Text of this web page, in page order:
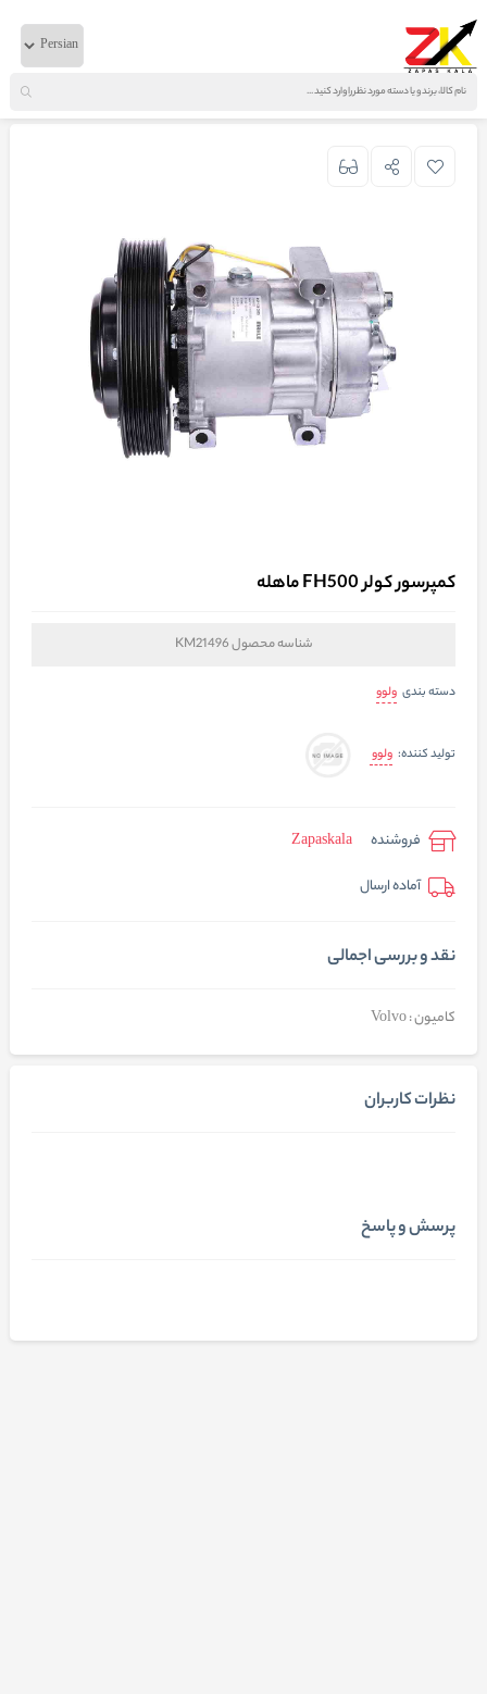
خانه لوازم برقی ولوو کمپرسور کولر FH500 ماهله
کمپرسور کولر FH500 ماهله
شناسه محصولKM21496
دسته بندی ولوو
تولید کننده: ولوو
فروشنده
Zapaskala
آماده ارسال
نقد و بررسی اجمالی
کامیون : Volvo
نظرات کاربران
پرسش و پاسخ